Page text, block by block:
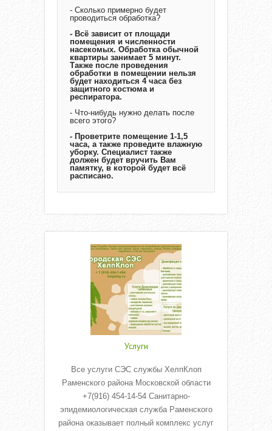
- Сколько примерно будет
проводиться обработка?
- Всё зависит от площади
помещения и численности
насекомых. Обработка обычной
квартиры занимает 5 минут.
Также после проведения
обработки в помещении нельзя
будет находиться 4 часа без
защитного костюма и
респиратора.
- Что-нибудь нужно делать после
всего этого?
- Проветрите помещение 1-1,5
часа, а также проведите влажную
уборку. Специалист также
должен будет вручить Вам
памятку, в которой будет всё
расписано.
Услуги
Все услуги СЭС службы ХелпКлоп
Раменского района Московской области
+7(916) 454-14-54 Санитарно-
эпидемиологическая служба Раменского
района оказывает полный комплекс услуг